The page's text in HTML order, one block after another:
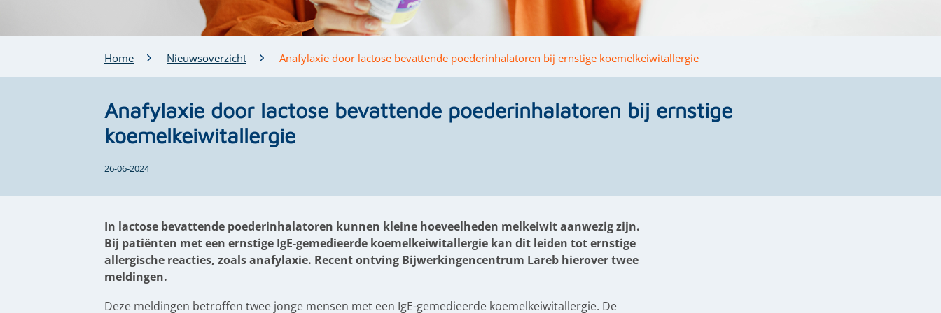
Home Nieuwsoverzicht Anafylaxie door lactose bevattende poederinhalatoren bij ernstige koemelkeiwitallergie
Anafylaxie door lactose bevattende poederinhalatoren bij ernstige
koemelkeiwitallergie
26-06-2024
In lactose bevattende poederinhalatoren kunnen kleine hoeveelheden melkeiwit aanwezig zijn.
Bij patiënten met een ernstige IgE-gemedieerde koemelkeiwitallergie kan dit leiden tot ernstige
allergische reacties, zoals anafylaxie. Recent ontving Bijwerkingencentrum Lareb hierover twee
meldingen.
Deze meldingen betroffen twee jonge mensen met een IgE-gemedieerde koemelkeiwitallergie. De